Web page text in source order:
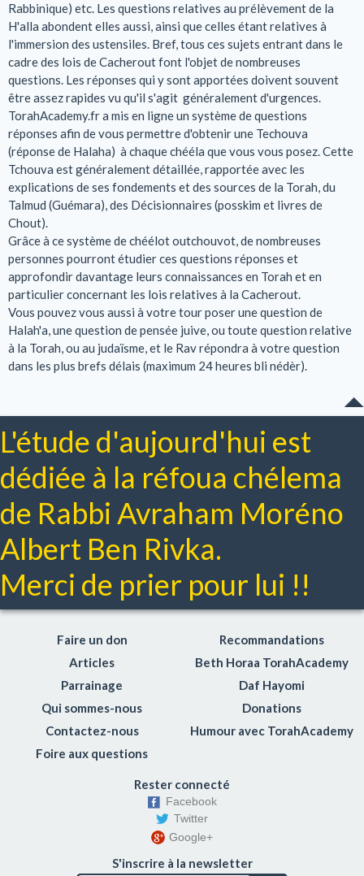
Rabbinique) etc. Les questions relatives au prélèvement de la
H'alla abondent elles aussi, ainsi que celles étant relatives à
l'immersion des ustensiles. Bref, tous ces sujets entrant dans le
cadre des lois de Cacherout font l'objet de nombreuses
questions. Les réponses qui y sont apportées doivent souvent
être assez rapides vu qu'il s'agit généralement d'urgences.
TorahAcademy.fr a mis en ligne un système de questions
réponses afin de vous permettre d'obtenir une Techouva
(réponse de Halaha) à chaque chééla que vous vous posez. Cette
Tchouva est généralement détaillée, rapportée avec les
explications de ses fondements et des sources de la Torah, du
Talmud (Guémara), des Décisionnaires (posskim et livres de
Chout).
Grâce à ce système de chéélot outchouvot, de nombreuses
personnes pourront étudier ces questions réponses et
approfondir davantage leurs connaissances en Torah et en
particulier concernant les lois relatives à la Cacherout.
Vous pouvez vous aussi à votre tour poser une question de
Halah'a, une question de pensée juive, ou toute question relative
à la Torah, ou au judaïsme, et le Rav répondra à votre question
dans les plus brefs délais (maximum 24 heures bli nédèr).
L'étude d'aujourd'hui est
dédiée à la réfoua chélema
de Rabbi Avraham Moréno
Albert Ben Rivka.
Merci de prier pour lui !!
Faire un don
Articles
Parrainage
Qui sommes-nous
Contactez-nous
Foire aux questions
Recommandations
Beth Horaa TorahAcademy
Daf Hayomi
Donations
Humour avec TorahAcademy
Rester connecté
Facebook
Twitter
Google+
S'inscrire à la newsletter